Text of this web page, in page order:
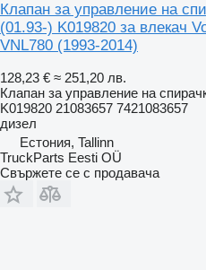
Клапан за управление на
(01.93-) K019820 за влекач
VNL780 (1993-2014)
128,23 € ≈ 251,20 лв.
Клапан за управление на
K019820 21083657 7421083657
дизел
Естония, Tallinn
TruckParts Eesti OÜ
Свържете се с продавача